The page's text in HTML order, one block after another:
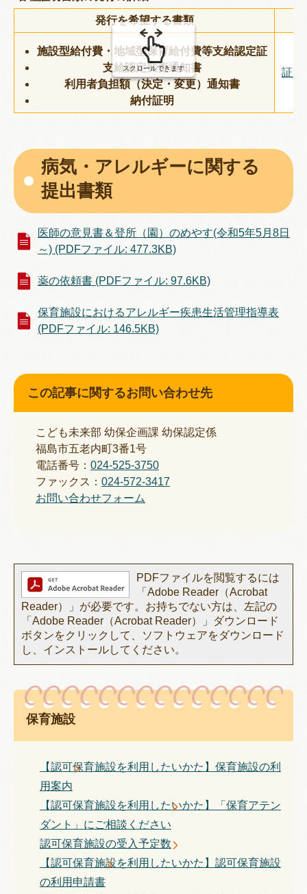
の
発行を希望する書類
施設型給付費・地域型保育給付費等支給認定証
支給認定変更通知書
利用者負担額（決定・変更）通知書
納付証明
証明
スクロールできます
病気・アレルギーに関する
提出書類
医師の意見書＆登所（園）のめやす(令和5年5月8日
～) (PDFファイル: 477.3KB)
薬の依頼書 (PDFファイル: 97.6KB)
保育施設におけるアレルギー疾患生活管理指導表
(PDFファイル: 146.5KB)
この記事に関するお問い合わせ先
こども未来部 幼保企画課 幼保認定係
福島市五老内町3番1号
電話番号： 024-525-3750
ファックス： 024-572-3417
お問い合わせフォーム
PDFファイルを閲覧するには
「Adobe Reader（Acrobat
Reader）」が必要です。お持ちでない方は、左記の
「Adobe Reader（Acrobat Reader）」ダウンロード
ボタンをクリックして、ソフトウェアをダウンロード
し、インストールしてください。
保育施設
【認可保育施設を利用したいかた】保育施設の利
用案内
【認可保育施設を利用したいかた】「保育アテン
ダント」にご相談ください
認可保育施設の受入予定数
【認可保育施設を利用したいかた】認可保育施設
の利用申請書